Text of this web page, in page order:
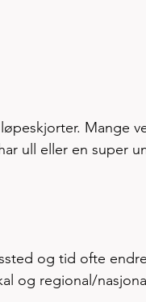
Mange
ull eller en super
og tid ofte
og regional/